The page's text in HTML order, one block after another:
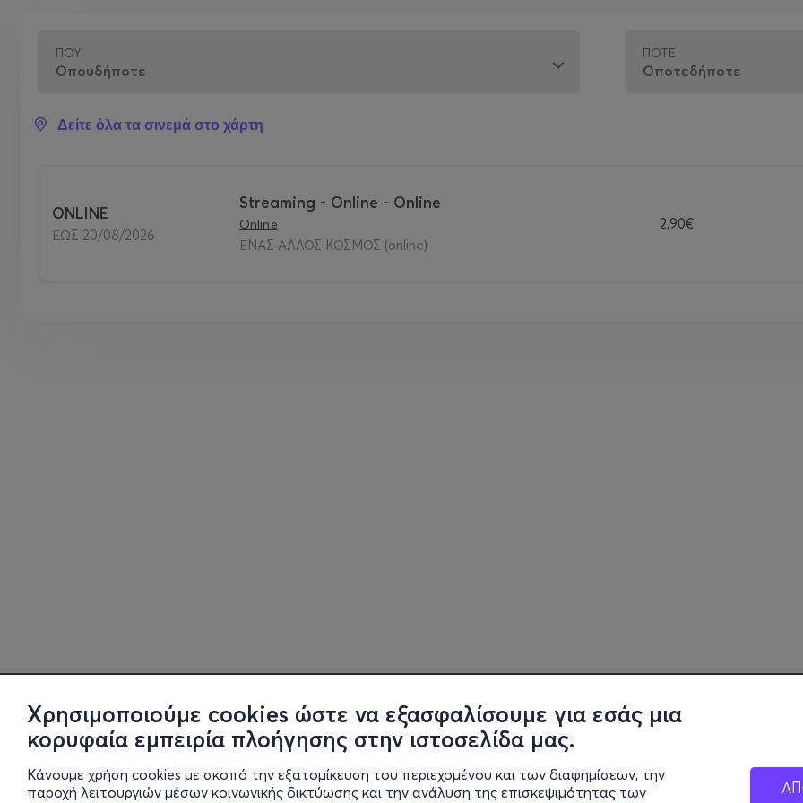
Χρησιμοποιούμε cookies ώστε να εξασφαλίσουμε για εσάς μια
κορυφαία εμπειρία πλοήγησης στην ιστοσελίδα μας.
Κάνουμε χρήση cookies με σκοπό την εξατομίκευση του περιεχομένου και των διαφημίσεων, την
παροχή λειτουργιών μέσων κοινωνικής δικτύωσης και την ανάλυση της επισκεψιμότητας των
ΠΟΎ ΠΌΤΕ
Δείτε όλα τα σινεμά στο χάρτη
ONLINE
ΕΩΣ 20/08/2026
Streaming - Online - Online
Online
ΕΝΑΣ ΑΛΛΟΣ ΚΟΣΜΟΣ (online)
2,90€